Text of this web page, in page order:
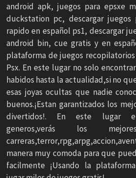
android apk, juegos para epsxe
duckstation pc, descargar
rapido en español ps1, descargar
android bin, cue gratis y en
plataforma de juegos
Psx. En este lugar no solo
habidos hasta la actualidad,si no
esas joyas ocultas que nadie
buenos.¡Estan garantizados los
divertidos!. En este lugar
generos,verás los
manera muy comoda para que
facilmente ¡Usando la